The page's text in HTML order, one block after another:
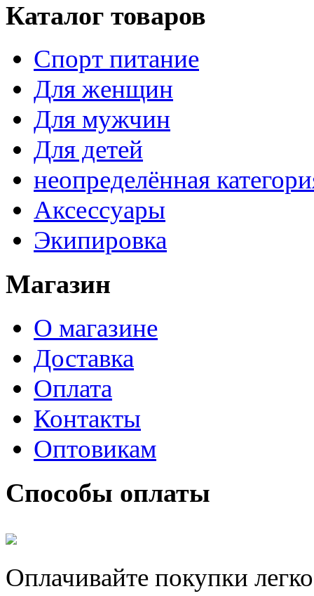
Каталог товаров
Спорт питание
Для женщин
Для мужчин
Для детей
неопределённая
Аксессуары
Экипировка
Магазин
О магазине
Доставка
Оплата
Контакты
Оптовикам
Способы оплаты
Оплачивайте покупки